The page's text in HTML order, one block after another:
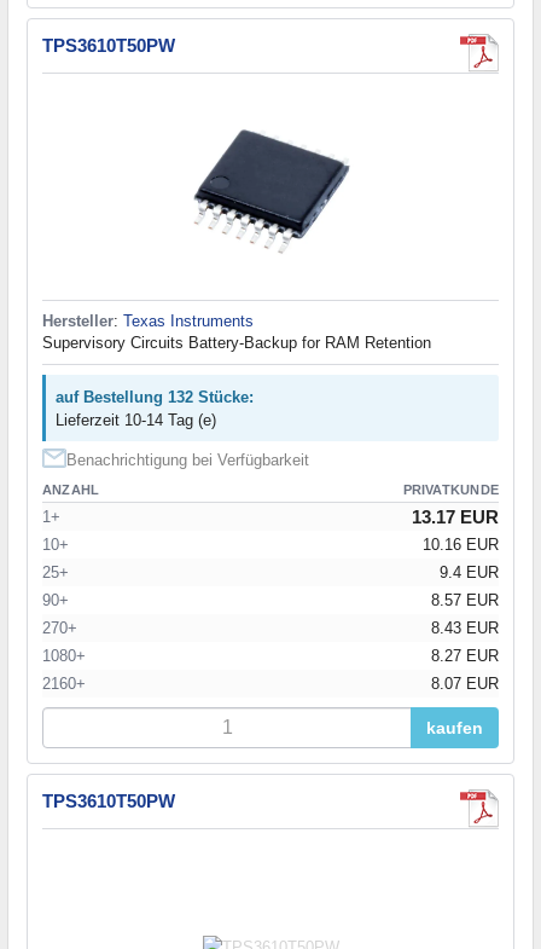
TPS3610T50PW
Hersteller: Texas Instruments
Supervisory Circuits Battery-Backup for RAM Retention
auf Bestellung 132 Stücke:
Lieferzeit 10-14 Tag (e)
Benachrichtigung bei Verfügbarkeit
ANZAHL PRIVATKUNDE
1+ 13.17 EUR
10+
10.16 EUR
25+
9.4 EUR
90+
8.57 EUR
270+
8.43 EUR
1080+
8.27 EUR
2160+
8.07 EUR
kaufen
TPS3610T50PW